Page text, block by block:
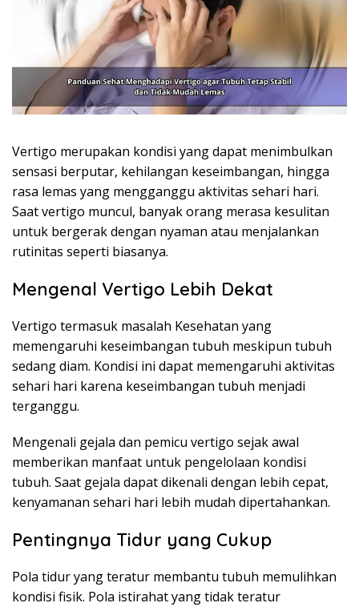
Vertigo merupakan kondisi yang dapat menimbulkan
sensasi berputar, kehilangan keseimbangan, hingga
rasa lemas yang mengganggu aktivitas sehari hari.
Saat vertigo muncul, banyak orang merasa kesulitan
untuk bergerak dengan nyaman atau menjalankan
rutinitas seperti biasanya.
Mengenal Vertigo Lebih Dekat
Vertigo termasuk masalah Kesehatan yang
memengaruhi keseimbangan tubuh meskipun tubuh
sedang diam. Kondisi ini dapat memengaruhi aktivitas
sehari hari karena keseimbangan tubuh menjadi
terganggu.
Mengenali gejala dan pemicu vertigo sejak awal
memberikan manfaat untuk pengelolaan kondisi
tubuh. Saat gejala dapat dikenali dengan lebih cepat,
kenyamanan sehari hari lebih mudah dipertahankan.
Pentingnya Tidur yang Cukup
Pola tidur yang teratur membantu tubuh memulihkan
kondisi fisik. Pola istirahat yang tidak teratur